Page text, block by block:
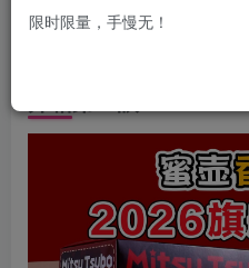
每支都由匠人独立灌注、修边
限时限量，手慢无！